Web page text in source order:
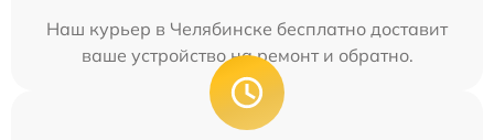
Наш курьер в Челябинске бесплатно доставит
ваше устройство на ремонт и обратно.